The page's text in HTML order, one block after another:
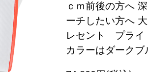
ｃｍ前後の方へ
ーチしたい方へ
レセント プライ
カラーはダークブ